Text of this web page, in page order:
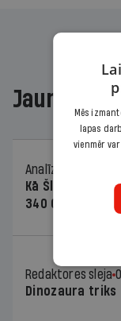
Jaunākajā
Analīze
Kā Šlesera
340 000 vērtu
Redaktores sleja
Dinozaura triks
Mēs
lapas
vienmēr